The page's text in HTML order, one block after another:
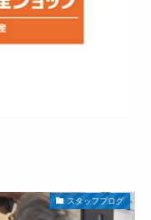
スタッフブログ